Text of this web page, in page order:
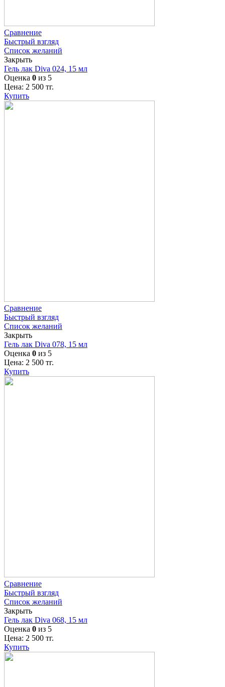
Сравнение
Быстрый взгляд
Список желаний
Закрыть
Гель лак Diva 024, 15 мл
Оценка 0 из 5
Цена: 2 500 тг.
Купить
Сравнение
Быстрый взгляд
Список желаний
Закрыть
Гель лак Diva 078, 15 мл
Оценка 0 из 5
Цена: 2 500 тг.
Купить
Сравнение
Быстрый взгляд
Список желаний
Закрыть
Гель лак Diva 068, 15 мл
Оценка 0 из 5
Цена: 2 500 тг.
Купить